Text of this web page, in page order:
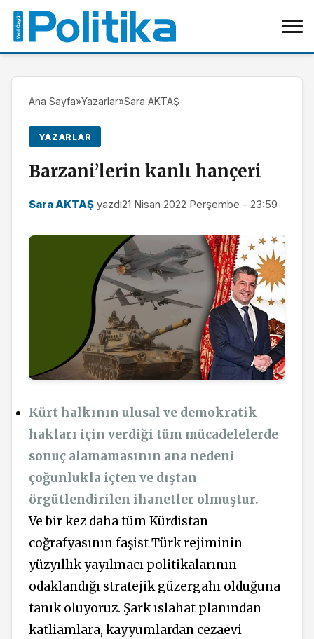
Ana Sayfa»Yazarlar»Sara AKTAŞ
YAZARLAR
Barzani’lerin kanlı hançeri
Sara AKTAŞ yazdı21 Nisan 2022 Perşembe - 23:59
Kürt halkının ulusal ve demokratik
hakları için verdiği tüm mücadelelerde
sonuç alamamasının ana nedeni
çoğunlukla içten ve dıştan
örgütlendirilen ihanetler olmuştur.
Ve bir kez daha tüm Kürdistan
coğrafyasının faşist Türk rejiminin
yüzyıllık yayılmacı politikalarının
odaklandığı stratejik güzergahı olduğuna
tanık oluyoruz. Şark ıslahat planından
katliamlara, kayyumlardan cezaevi